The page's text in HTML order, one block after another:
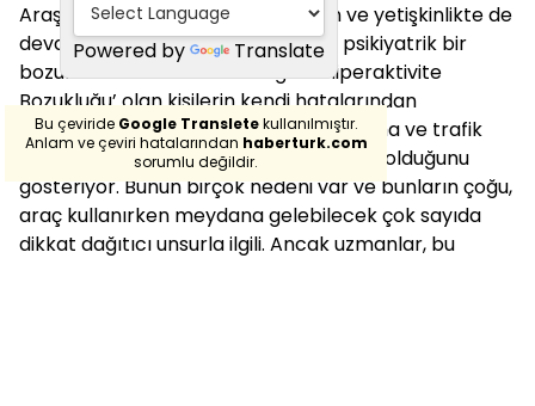
Araştırmalar, çocuklukta başlayan ve yetişkinlikte de
devam edebilen nörogelişimsel ve psikiyatrik bir
bozukluk olan ‘Dikkat Eksikliği ve Hiperaktivite
Bozukluğu’ olan kişilerin kendi hatalarından
kaynaklanan bir araba kazasına karışma ve trafik
cezası alma olasılıklarının daha yüksek olduğunu
gösteriyor. Bunun birçok nedeni var ve bunların çoğu,
araç kullanırken meydana gelebilecek çok sayıda
dikkat dağıtıcı unsurla ilgili. Ancak uzmanlar, bu
Powered by Translate
Bu çeviride Google Transletekullanılmıştır.
Anlam ve çeviri hatalarından haberturk.com
sorumlu değildir.